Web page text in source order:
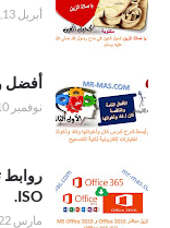
يا صلاة الزين
كحيل العين
أبريل 13, 2025
.أفضل وأبسط
شرح لدرس
كان و أخواتها
وكاد وأخواتها
أفضل
نوفمبر 10, 2020
. روابط تنزيل
مباشر أوفيس
2016 و2019
ISO.
مارس 22, 2020